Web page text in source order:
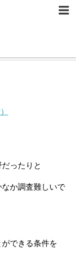
ったりと
か調査難しいで
できる条件を